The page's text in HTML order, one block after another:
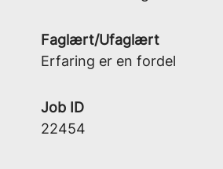
Faglært/Ufaglært
Erfaring er en fordel
Job ID
22454